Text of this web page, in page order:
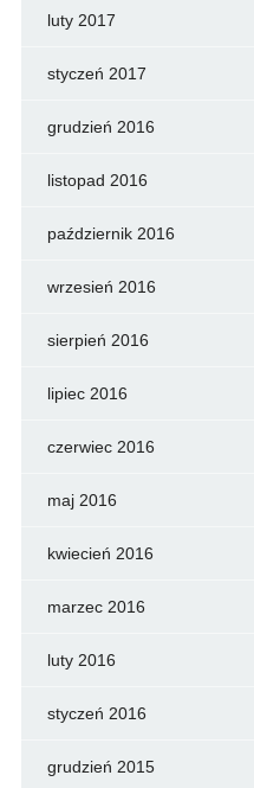
luty 2017
styczeń 2017
grudzień 2016
listopad 2016
październik 2016
wrzesień 2016
sierpień 2016
lipiec 2016
czerwiec 2016
maj 2016
kwiecień 2016
marzec 2016
luty 2016
styczeń 2016
grudzień 2015